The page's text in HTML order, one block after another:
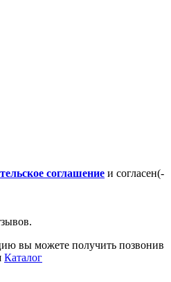
соглашение и согласен(-
вы можете получить позвонив
Каталог